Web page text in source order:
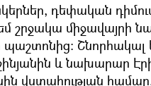
դեփական
շրջակա միջավայրի
և նախարար
վստահության